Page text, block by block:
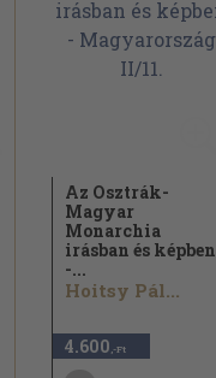
Az Osztrák-
Magyar
Monarchia
irásban és képben
-...
Hoitsy Pál...
4.600 ,-Ft